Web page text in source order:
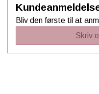
Bliv den første til at
Skriv